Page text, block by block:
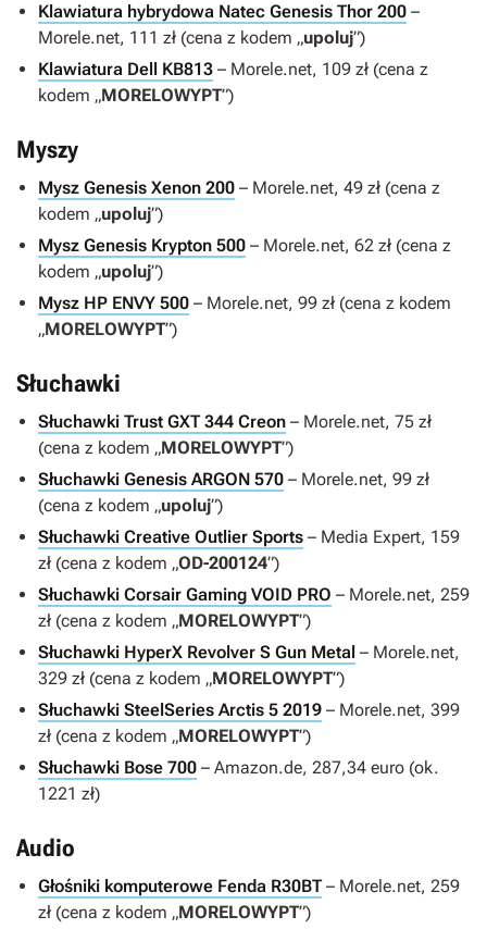
Klawiatura hybrydowa Natec Genesis Thor 200 –
Morele.net, 111 zł (cena z kodem „upoluj”)
Klawiatura Dell KB813 – Morele.net, 109 zł (cena z
kodem „MORELOWYPT”)
Myszy
Mysz Genesis Xenon 200 – Morele.net, 49 zł (cena z
kodem „upoluj”)
Mysz Genesis Krypton 500 – Morele.net, 62 zł (cena z
kodem „upoluj”)
Mysz HP ENVY 500 – Morele.net, 99 zł (cena z kodem
„MORELOWYPT”)
Słuchawki
Słuchawki Trust GXT 344 Creon – Morele.net, 75 zł
(cena z kodem „MORELOWYPT”)
Słuchawki Genesis ARGON 570 – Morele.net, 99 zł
(cena z kodem „upoluj”)
Słuchawki Creative Outlier Sports – Media Expert, 159
zł (cena z kodem „OD-200124”)
Słuchawki Corsair Gaming VOID PRO – Morele.net, 259
zł (cena z kodem „MORELOWYPT”)
Słuchawki HyperX Revolver S Gun Metal – Morele.net,
329 zł (cena z kodem „MORELOWYPT”)
Słuchawki SteelSeries Arctis 5 2019 – Morele.net, 399
zł (cena z kodem „MORELOWYPT”)
Słuchawki Bose 700 – Amazon.de, 287,34 euro (ok.
1221 zł)
Audio
Głośniki komputerowe Fenda R30BT– Morele.net, 259
zł (cena z kodem „MORELOWYPT”)